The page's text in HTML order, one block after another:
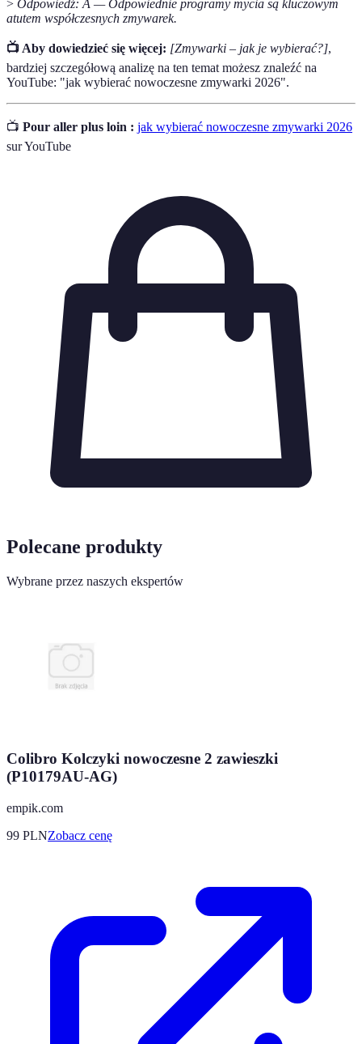
> Odpowiedź: A — Odpowiednie programy mycia są kluczowym
atutem współczesnych zmywarek.
📺 Aby dowiedzieć się więcej: [Zmywarki – jak je wybierać?],
bardziej szczegółową analizę na ten temat możesz znaleźć na
YouTube: "jak wybierać nowoczesne zmywarki 2026".
📺 Pour aller plus loin : jak wybierać nowoczesne zmywarki 2026
sur YouTube
Polecane produkty
Wybrane przez naszych ekspertów
Colibro Kolczyki nowoczesne 2 zawieszki
(P10179AU-AG)
empik.com
99 PLNZobacz cenę